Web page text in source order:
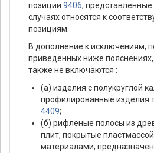
позиции 9406, представленные
случаях относятся к
позициям.
В дополнение к исключениям,
приведенных ниже
также не включаются :
(а) изделия с полукруглой
профилированные изделия
4409;
(б) рифленые полосы из
плит, покрытые
материалами,